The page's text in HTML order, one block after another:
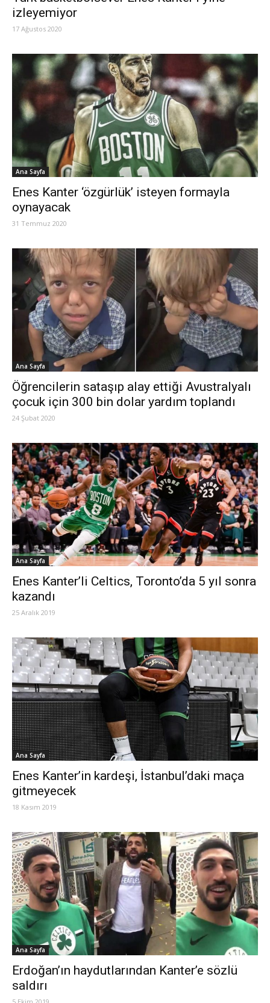
izleyemiyor
17 Ağustos 2020
Ana Sayfa
Enes Kanter ‘özgürlük’ isteyen formayla
oynayacak
31 Temmuz 2020
Ana Sayfa
Öğrencilerin sataşıp alay ettiği Avustralyalı
çocuk için 300 bin dolar yardım toplandı
24 Şubat 2020
Ana Sayfa
Enes Kanter’li Celtics, Toronto’da 5 yıl sonra
kazandı
25 Aralık 2019
Ana Sayfa
Enes Kanter’in kardeşi, İstanbul’daki maça
gitmeyecek
18 Kasım 2019
Ana Sayfa
Erdoğan’ın haydutlarından Kanter’e sözlü
saldırı